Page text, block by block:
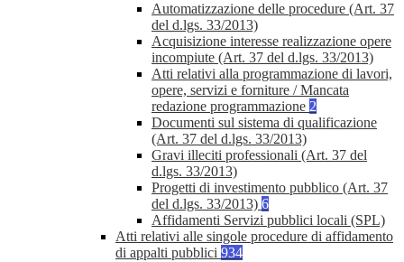
Automatizzazione delle procedure (Art. 37
del d.lgs. 33/2013)
Acquisizione interesse realizzazione opere
incompiute (Art. 37 del d.lgs. 33/2013)
Atti relativi alla programmazione di lavori,
opere, servizi e forniture / Mancata
redazione programmazione 2
Documenti sul sistema di qualificazione
(Art. 37 del d.lgs. 33/2013)
Gravi illeciti professionali (Art. 37 del
d.lgs. 33/2013)
Progetti di investimento pubblico (Art. 37
del d.lgs. 33/2013) 6
Affidamenti Servizi pubblici locali (SPL)
Atti relativi alle singole procedure di affidamento
di appalti pubblici 934